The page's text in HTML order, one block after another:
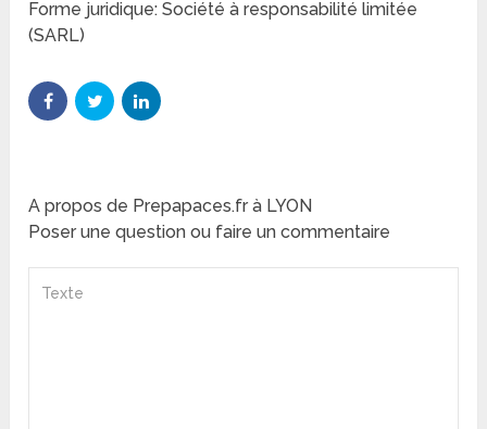
Forme juridique: Société à responsabilité limitée
(SARL)
A propos de Prepapaces.fr à LYON
Poser une question ou faire un commentaire